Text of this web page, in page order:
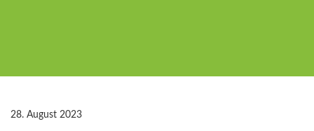
28. August 2023